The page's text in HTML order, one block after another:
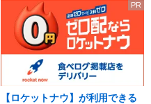
PR
【ロケットナウ】が利用できる